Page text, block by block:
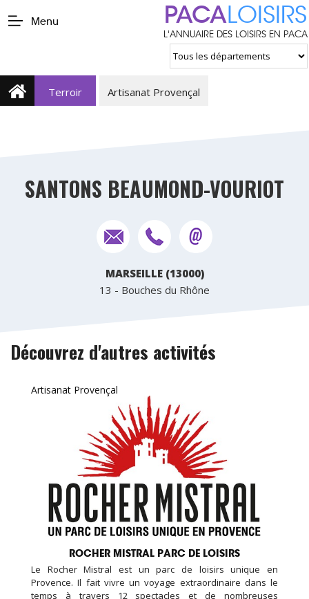
Menu PACALOISIRS
L'ANNUAIRE DES LOISIRS EN PACA
Terroir Artisanat Provençal
SANTONS BEAUMOND-VOURIOT
MARSEILLE (13000)
13 - Bouches du Rhône
Découvrez d'autres activités
Artisanat Provençal
ROCHER MISTRAL PARC DE LOISIRS
Le Rocher Mistral est un parc de loisirs unique en
Provence. Il fait vivre un voyage extraordinaire dans le
temps à travers 12 spectacles et de nombreuses